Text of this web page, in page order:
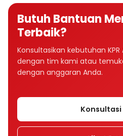
Butuh Bantuan
Terbaik?
Konsultasikan kebutuhan
dengan tim kami atau
dengan anggaran Anda.
Konsultasi